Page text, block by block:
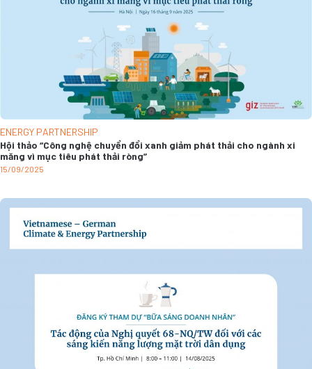
ENERGY PARTNERSHIP
Hội thảo “Công nghệ chuyển đổi xanh giảm phát thải cho ngành xi
măng vì mục tiêu phát thải ròng”
15/09/2025